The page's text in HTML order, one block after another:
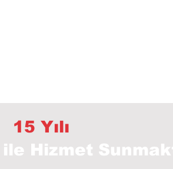
15 Yılı
ile Hizmet